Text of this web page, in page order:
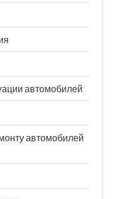
автомобилей
автомобилей